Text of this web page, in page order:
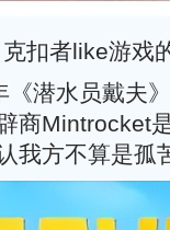
扣者like游戏
《潜水员戴夫
商Mintrocket
我方不算是孤